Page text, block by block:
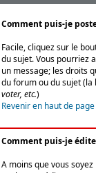
Comment puis-je
Facile, cliquez sur le
du sujet. Vous pourriez
un message; les droits
du forum ou du sujet (la
voter, etc.)
Revenir en haut de page
Comment puis-je
A moins que vous